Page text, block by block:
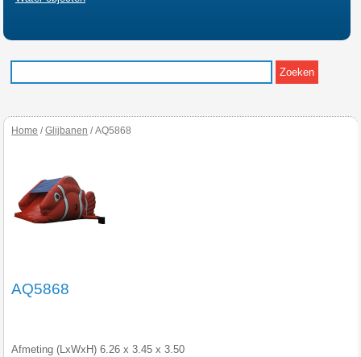
Home /Glijbanen / AQ5868
AQ5868
Afmeting (LxWxH) 6.26 x 3.45 x 3.50